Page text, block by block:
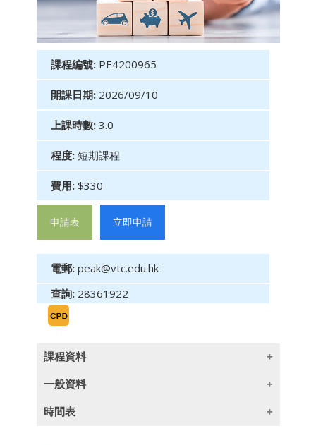
課程編號: PE4200965
開課日期: 2026/09/10
上課時數: 3.0
程度: 短期課程
費用: $330
申請表 立即申請
電郵: peak@vtc.edu.hk
查詢: 28361922
課程資料
一般資料
時間表